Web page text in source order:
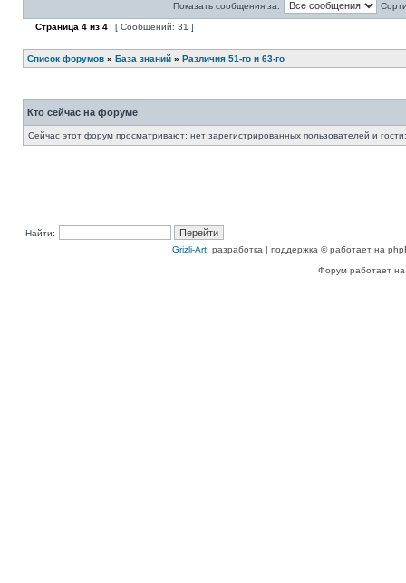
Показать сообщения за:
Страница 4 из 4 [ Сообщений: 31 ]
Список форумов » База знаний » Различия 51-го и 63-го
Кто сейчас на форуме
Сейчас этот форум просматривают: нет зарегистрированных пользователей и
Найти:
Grizli-Art: разработка | поддержка © работает на
Форум работает